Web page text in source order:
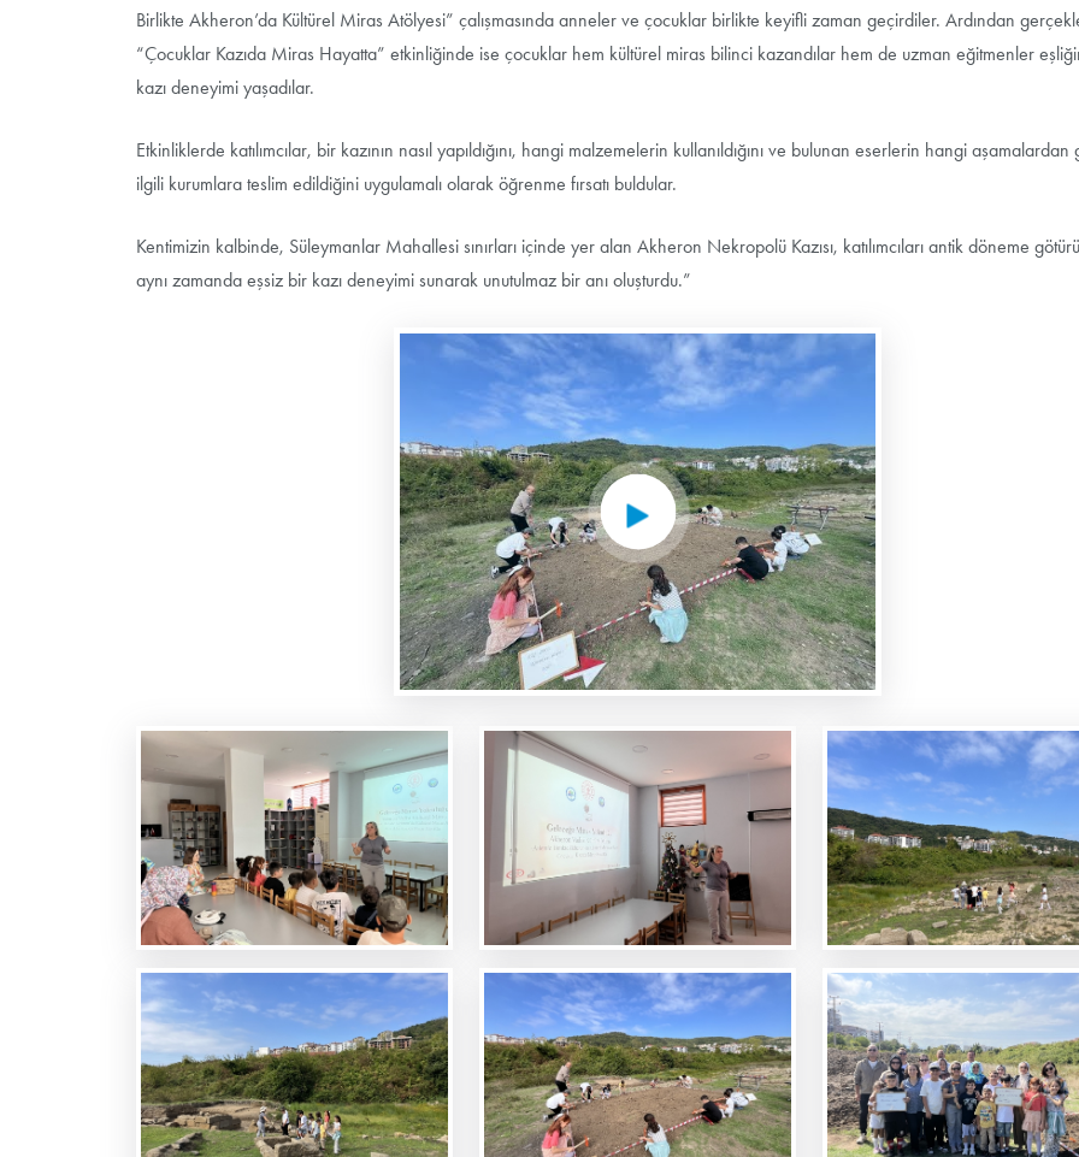
Birlikte Akheron’da Kültürel Miras Atölyesi” çalışmasında anneler ve çocuklar birlikte keyifli zaman geçirdiler. Ardından
“Çocuklar Kazıda Miras Hayatta” etkinliğinde ise çocuklar hem kültürel miras bilinci kazandılar hem de uzman eğitmenler
kazı deneyimi yaşadılar.
Etkinliklerde katılımcılar, bir kazının nasıl yapıldığını, hangi malzemelerin kullanıldığını ve bulunan eserlerin hangi
ilgili kurumlara teslim edildiğini uygulamalı olarak öğrenme fırsatı buldular.
Kentimizin kalbinde, Süleymanlar Mahallesi sınırları içinde yer alan Akheron Nekropolü Kazısı, katılımcıları antik döneme
aynı zamanda eşsiz bir kazı deneyimi sunarak unutulmaz bir anı oluşturdu.”